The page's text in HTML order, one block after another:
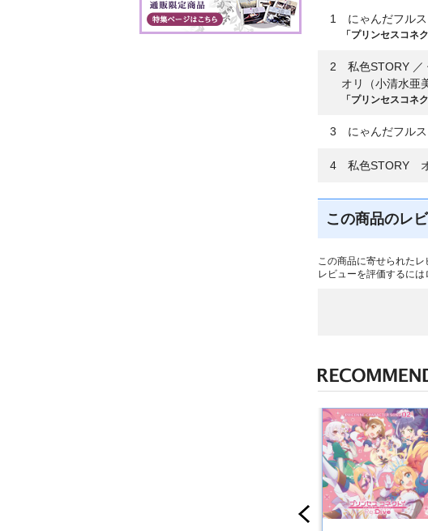
1 にゃんだフルス
「プリンセスコネ
2 私色STORY ／
オリ（小清水亜
「プリンセスコネ
3 にゃんだフルス
4 私色STORY オ
この商品のレ
この商品に寄せられたレ
レビューを評価するには